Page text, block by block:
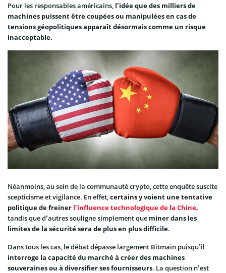
Pour les responsables américains, l’idée que des milliers de
machines puissent être coupées ou manipulées en cas de
tensions géopolitiques apparaît désormais comme un risque
inacceptable.
Néanmoins, au sein de la communauté crypto, cette enquête suscite
scepticisme et vigilance. En effet,certains y voient une tentative
politique de freiner l’influence technologique de la Chine,
tandis que d’autres souligne simplement que miner dans les
limites de la sécurité sera de plus en plus difficile.
Dans tous les cas, le débat dépasse largement Bitmain puisqu’il
interroge la capacité du marché à créer des machines
souveraines ou à diversifier ses fournisseurs. La question n’est